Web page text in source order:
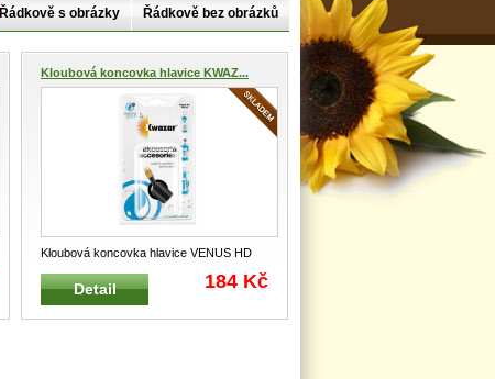
Řádkově s obrázky Řádkově bez obrázků
Kloubová koncovka hlavice KWAZ...
Kloubová koncovka hlavice VENUS HD
SOLVENT Náhradní kompletní kloubov
...
Detail 184 Kč